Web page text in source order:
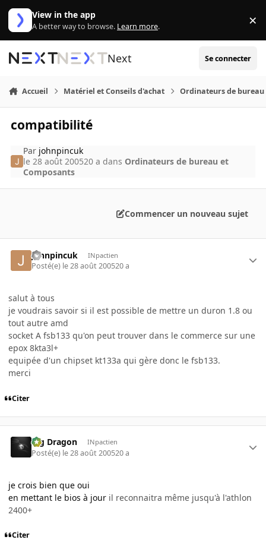
Aller au contenu
View in the app
A better way to browse. Learn more. ×
Next Se connecter
Accueil Matériel et Conseils d'achat Ordinateurs de bureau
compatibilité
Par johnpincuk
le 28 août 200520 a dans Ordinateurs de bureau et
Composants
Commencer un nouveau sujet
johnpincuk INpactien
Posté(e) le 28 août 200520 a
salut à tous
je voudrais savoir si il est possible de mettre un duron 1.8 ou
tout autre amd
socket A fsb133 qu'on peut trouver dans le commerce sur une
epox 8kta3l+
equipée d'un chipset kt133a qui gère donc le fsb133.
merci
Citer
Big Dragon INpactien
Posté(e) le 28 août 200520 a
je crois bien que oui
en mettant le bios à jour il reconnaitra même jusqu'à l'athlon
2400+
Citer